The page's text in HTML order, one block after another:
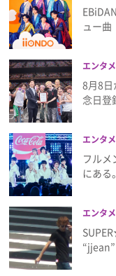
Emoメン
ランキング
Emo!miuとは？
免責事項
プライバシーポリシ
利用規約
お問い合わせ
ュー
エンタメ
8月8
念日登
エンタメ
フルメ
にある
エンタメ